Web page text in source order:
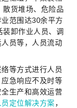
散货堆场、危险品
范围达30余平方
卸作业人员、调
员等，人员流动
等方式进行人员
急响应不及时等
生产和高效运营
员定位解决方案 ，